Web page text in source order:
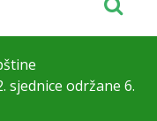
sjednice održane 6.